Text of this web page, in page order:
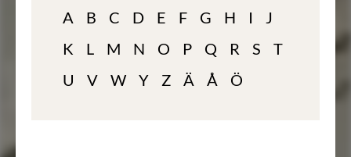
A B C D E F G H I
J
K
L M N O P Q R S
T
U
V W Y Z Ä Å Ö